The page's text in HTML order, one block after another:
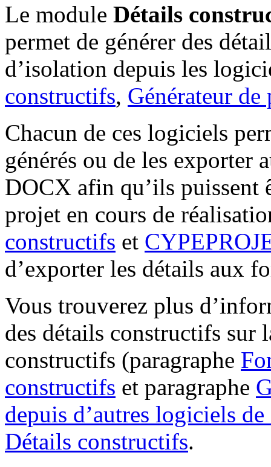
Le module Détails
permet de générer des
d’isolation depuis les
constructifs, Générateur
Chacun de ces logiciels
générés ou de les
DOCX afin qu’ils puissent
projet en cours de
constructifs et
d’exporter les détails aux
Vous trouverez plus
des détails constructifs sur
constructifs (paragraphe
constructifs et paragraphe
depuis d’autres logiciels
Détails constructifs.